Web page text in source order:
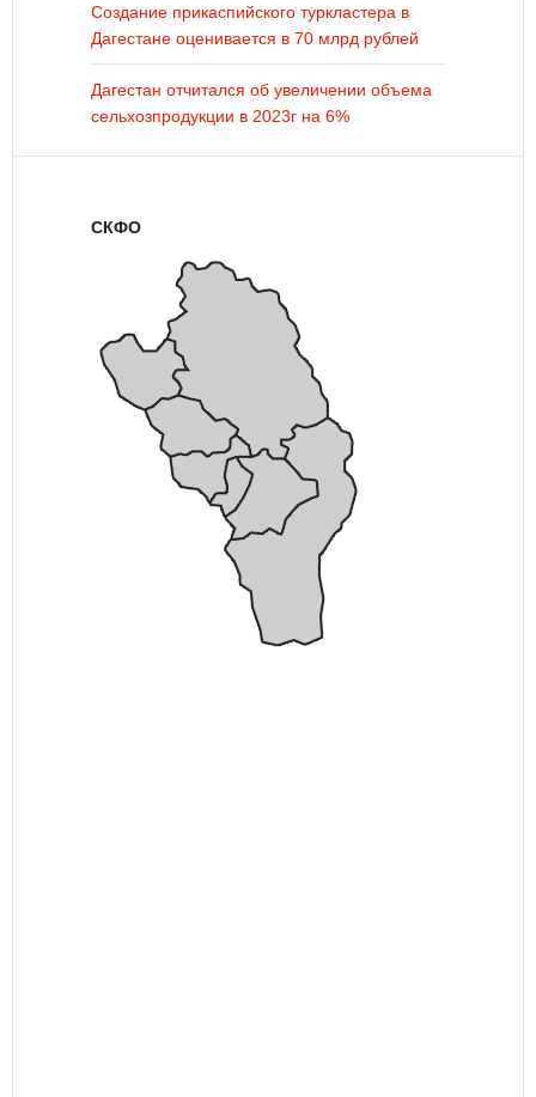
Создание прикаспийского туркластера в
Дагестане оценивается в 70 млрд рублей
Дагестан отчитался об увеличении объема
сельхозпродукции в 2023г на 6%
СКФО